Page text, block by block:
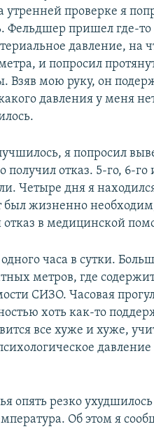
проверке я
пришел где-то
давление, на
и попросил
мою руку, он
давления у меня
я попросил
отказ. 5-го, 6-го
Четыре дня я
был жизненно
отказ в медицинской
часа в сутки.
метров, где
СИЗО. Часовая
хоть как-то
все хуже и хуже,
давление
опять резко
Об этом я